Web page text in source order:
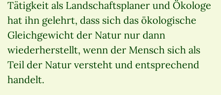
Tätigkeit als Landschaftsplaner und Ökologe
hat ihn gelehrt, dass sich das ökologische
Gleichgewicht der Natur nur dann
wiederherstellt, wenn der Mensch sich als
Teil der Natur versteht und entsprechend
handelt.